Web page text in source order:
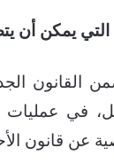
التي يمكن أن
القانون
في عمليات
عن قانون